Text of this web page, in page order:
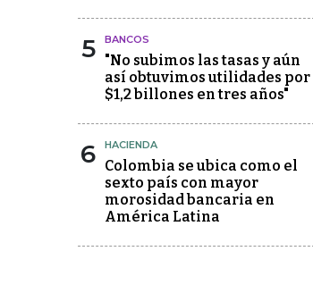
5 BANCOS
"No subimos las tasas y aún
así obtuvimos utilidades por
$1,2 billones en tres años"
6 HACIENDA
Colombia se ubica como el
sexto país con mayor
morosidad bancaria en
América Latina